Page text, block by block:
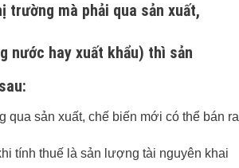
mà phải qua sản xuất,
nước hay xuất khẩu) thì sản
sản xuất, chế biến mới có thể bán ra
tính thuế là sản lượng tài nguyên khai